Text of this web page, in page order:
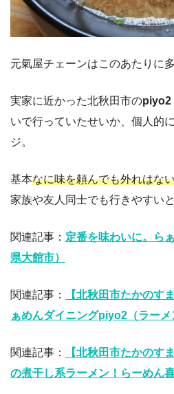
元氣屋チェーンはこのあたりに
実家に近かった北秋田市のpiyo2
いで行っていたせいか、個人的
ジ。
基本なに味を頼んでも外れはな
家族や友人同士でも行きやすいと
関連記事： 定番を味わいに。ら
県大館市）
関連記事：
【北秋田市たかのす
ぁめんダイニングpiyo2（ラーメ
関連記事：
【北秋田市たかのす
の煮干し系ラーメン！らーめん